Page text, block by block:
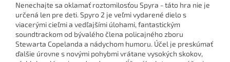
Nenechajte sa oklamať roztomilosťou Spyra - táto hra nie je
určená len pre deti. Spyro 2 je veľmi vydarené dielo s
viacerými cieľmi a vedľajšími úlohami, fantastickým
soundtrackom od bývalého člena policajného zboru
Stewarta Copelanda a nádychom humoru. Účel je preskúmať
ďalšie úrovne s novými pohybmi vrátane vysokých skokov,